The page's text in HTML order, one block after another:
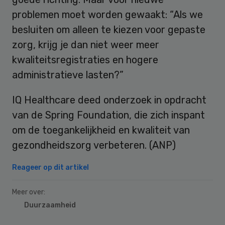
problemen moet worden gewaakt: “Als we
besluiten om alleen te kiezen voor gepaste
zorg, krijg je dan niet weer meer
kwaliteitsregistraties en hogere
administratieve lasten?”
IQ Healthcare deed onderzoek in opdracht
van de Spring Foundation, die zich inspant
om de toegankelijkheid en kwaliteit van
gezondheidszorg verbeteren. (ANP)
Reageer op dit artikel
Meer over:
Duurzaamheid